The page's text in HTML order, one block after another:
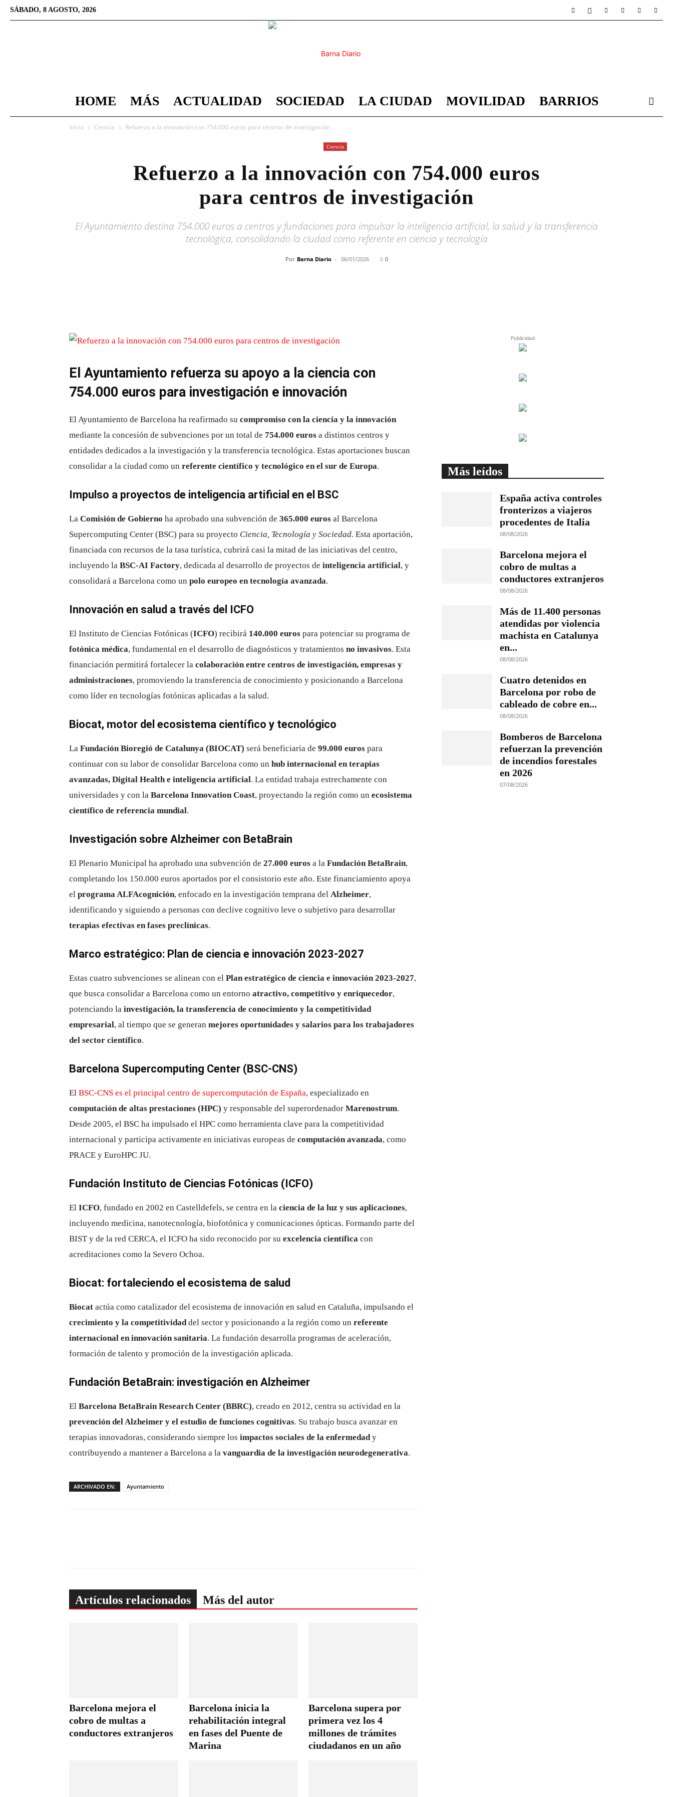
SÁBADO, 8 AGOSTO, 2026
Barna
HOME MÁS ACTUALIDAD SOCIEDAD LA CIUDAD MOVILIDAD BARRIOS
Inicio Ciencia Refuerzo a la innovación con 754.000 euros para centros de investigación
Ciencia
Refuerzo a la innovación con 754.000 euros
para centros de investigación
El Ayuntamiento destina 754.000 euros a centros y fundaciones para impulsar la inteligencia artificial, la salud y la transferencia
tecnológica, consolidando la ciudad como referente en ciencia y tecnología
Por Barna Diario - 06/01/2026 0
El Ayuntamiento refuerza su apoyo a la ciencia con
754.000 euros para investigación e innovación
El Ayuntamiento de Barcelona ha reafirmado su compromiso con la ciencia y la innovación
mediante la concesión de subvenciones por un total de 754.000 euros a distintos centros y
entidades dedicados a la investigación y la transferencia tecnológica. Estas aportaciones buscan
consolidar a la ciudad como un referente científico y tecnológico en el sur de Europa.
Impulso a proyectos de inteligencia artificial en el BSC
La Comisión de Gobierno ha aprobado una subvención de 365.000 euros al Barcelona
Supercomputing Center (BSC) para su proyecto Ciencia, Tecnología y Sociedad. Esta aportación,
financiada con recursos de la tasa turística, cubrirá casi la mitad de las iniciativas del centro,
incluyendo la BSC-AI Factory, dedicada al desarrollo de proyectos de inteligencia artificial, y
consolidará a Barcelona como un polo europeo en tecnología avanzada.
Innovación en salud a través del ICFO
El Instituto de Ciencias Fotónicas (ICFO) recibirá 140.000 euros para potenciar su programa de
fotónica médica, fundamental en el desarrollo de diagnósticos y tratamientos no invasivos. Esta
financiación permitirá fortalecer la colaboración entre centros de investigación, empresas y
administraciones, promoviendo la transferencia de conocimiento y posicionando a Barcelona
como líder en tecnologías fotónicas aplicadas a la salud.
Biocat, motor del ecosistema científico y tecnológico
La Fundación Bioregió de Catalunya (BIOCAT) será beneficiaria de 99.000 euros para
continuar con su labor de consolidar Barcelona como un hub internacional en terapias
avanzadas, Digital Health e inteligencia artificial. La entidad trabaja estrechamente con
universidades y con la Barcelona Innovation Coast, proyectando la región como un ecosistema
científico de referencia mundial.
Investigación sobre Alzheimer con BetaBrain
El Plenario Municipal ha aprobado una subvención de 27.000 euros a la Fundación BetaBrain,
completando los 150.000 euros aportados por el consistorio este año. Este financiamiento apoya
el programa ALFAcognición, enfocado en la investigación temprana del Alzheimer,
identificando y siguiendo a personas con declive cognitivo leve o subjetivo para desarrollar
terapias efectivas en fases preclínicas.
Marco estratégico: Plan de ciencia e innovación 2023-2027
Estas cuatro subvenciones se alinean con el Plan estratégico de ciencia e innovación 2023-2027,
que busca consolidar a Barcelona como un entorno atractivo, competitivo y enriquecedor,
potenciando la investigación, la transferencia de conocimiento y la competitividad
empresarial, al tiempo que se generan mejores oportunidades y salarios para los trabajadores
del sector científico.
Barcelona Supercomputing Center (BSC-CNS)
El BSC-CNS es el principal centro de supercomputación de España, especializado en
computación de altas prestaciones (HPC) y responsable del superordenador Marenostrum.
Desde 2005, el BSC ha impulsado el HPC como herramienta clave para la competitividad
internacional y participa activamente en iniciativas europeas de computación avanzada, como
PRACE y EuroHPC JU.
Fundación Instituto de Ciencias Fotónicas (ICFO)
El ICFO, fundado en 2002 en Castelldefels, se centra en la ciencia de la luz y sus aplicaciones,
incluyendo medicina, nanotecnología, biofotónica y comunicaciones ópticas. Formando parte del
BIST y de la red CERCA, el ICFO ha sido reconocido por su excelencia científica con
acreditaciones como la Severo Ochoa.
Biocat: fortaleciendo el ecosistema de salud
Biocat actúa como catalizador del ecosistema de innovación en salud en Cataluña, impulsando el
crecimiento y la competitividaddel sector y posicionando a la región como un referente
internacional en innovación sanitaria. La fundación desarrolla programas de aceleración,
formación de talento y promoción de la investigación aplicada.
Fundación BetaBrain: investigación en Alzheimer
El Barcelona BetaBrain Research Center (BBRC), creado en 2012, centra su actividad en la
prevención del Alzheimer y el estudio de funciones cognitivas. Su trabajo busca avanzar en
terapias innovadoras, considerando siempre los impactos sociales de la enfermedady
contribuyendo a mantener a Barcelona a la vanguardia de la investigación neurodegenerativa.
ARCHIVADO EN: Ayuntamiento
Artículos relacionados Más del autor
Barcelona mejora el
cobro de multas a
conductores extranjeros
Barcelona inicia la
rehabilitación integral
en fases del Puente de
Marina
Barcelona supera por
primera vez los 4
millones de trámites
ciudadanos en un año
Publicidad
Más leídos
España activa controles
fronterizos a viajeros
procedentes de Italia
08/08/2026
Barcelona mejora el
cobro de multas a
conductores extranjeros
08/08/2026
Más de 11.400 personas
atendidas por violencia
machista en Catalunya
en...
08/08/2026
Cuatro detenidos en
Barcelona por robo de
cableado de cobre en...
08/08/2026
Bomberos de Barcelona
refuerzan la prevención
de incendios forestales
en 2026
07/08/2026